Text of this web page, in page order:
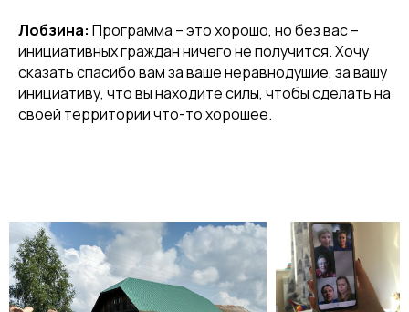
Лобзина: Программа – это хорошо, но без вас –
инициативных граждан ничего не получится. Хочу
сказать спасибо вам за ваше неравнодушие, за вашу
инициативу, что вы находите силы, чтобы сделать на
своей территории что-то хорошее.